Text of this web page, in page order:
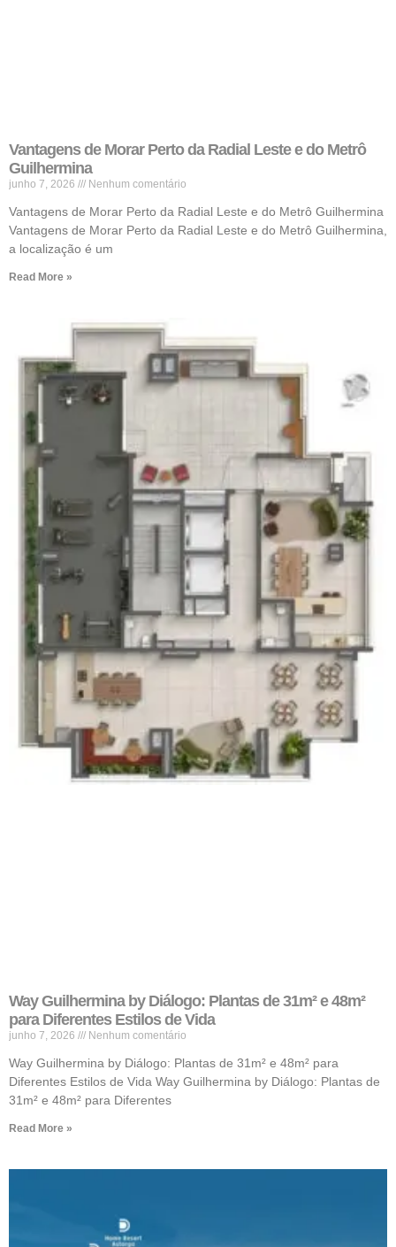
Vantagens de Morar Perto da Radial Leste e do Metrô
Guilhermina
junho 7, 2026 Nenhum comentário
Vantagens de Morar Perto da Radial Leste e do Metrô Guilhermina
Vantagens de Morar Perto da Radial Leste e do Metrô Guilhermina,
a localização é um
Read More »
Way Guilhermina by Diálogo: Plantas de 31m² e 48m²
para Diferentes Estilos de Vida
junho 7, 2026 Nenhum comentário
Way Guilhermina by Diálogo: Plantas de 31m² e 48m² para
Diferentes Estilos de Vida Way Guilhermina by Diálogo: Plantas de
31m² e 48m² para Diferentes
Read More »